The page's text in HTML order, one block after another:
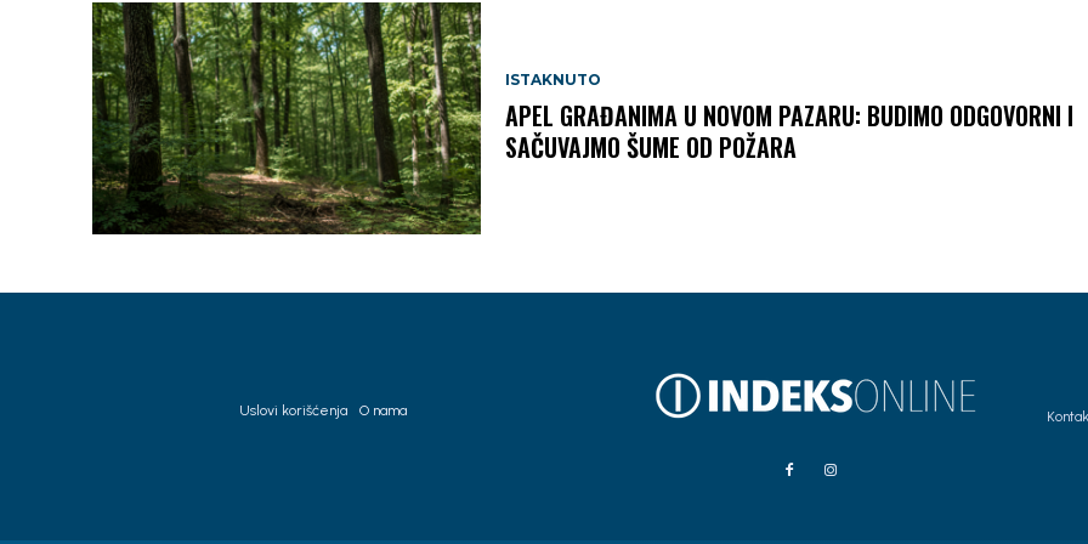
ISTAKNUTO
APEL GRAĐANIMA U NOVOM PAZARU: BUDIMO ODGOVORNI I
SAČUVAJMO ŠUME OD POŽARA
Uslovi korišćenja O nama